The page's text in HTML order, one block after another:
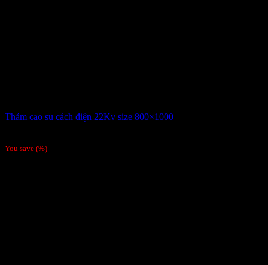
Thảm cao su cách điện 22Kv size 800×1000
You save (%)